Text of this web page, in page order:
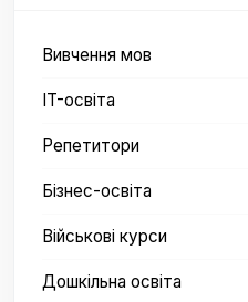
Вивчення мов
IT-освіта
Репетитори
Бізнес-освіта
Військові курси
Дошкільна освіта